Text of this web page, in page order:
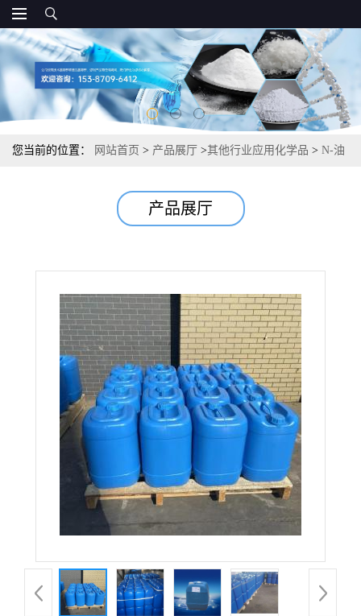
您当前的位置： 网站首页 > 产品展厅 >其他行业应用化学品 > N-油
产品展厅